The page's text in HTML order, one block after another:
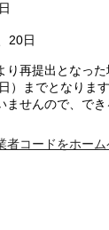
20日
り再提出となっ
）までとなりま
ませんので、で
者コードをホー